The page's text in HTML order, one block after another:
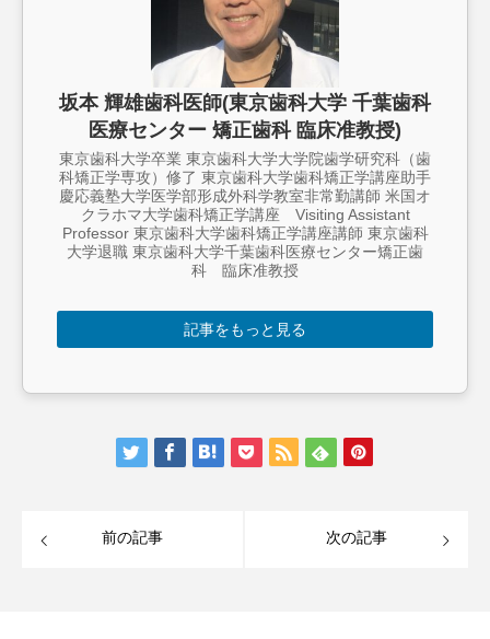
坂本 輝雄歯科医師(東京歯科大学 千葉歯科
医療センター 矯正歯科 臨床准教授)
東京歯科大学卒業 東京歯科大学大学院歯学研究科（歯
科矯正学専攻）修了 東京歯科大学歯科矯正学講座助手
慶応義塾大学医学部形成外科学教室非常勤講師 米国オ
クラホマ大学歯科矯正学講座 Visiting Assistant
Professor 東京歯科大学歯科矯正学講座講師 東京歯科
大学退職 東京歯科大学千葉歯科医療センター矯正歯
科 臨床准教授
記事をもっと見る
前の記事 次の記事